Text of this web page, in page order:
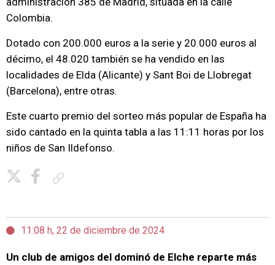
Colombia.
Dotado con 200.000 euros a la serie y 20.000 euros al
décimo, el 48.020 también se ha vendido en las
localidades de Elda (Alicante) y Sant Boi de Llobregat
(Barcelona), entre otras.
Este cuarto premio del sorteo más popular de España ha
sido cantado en la quinta tabla a las 11:11 horas por los
niños de San Ildefonso.
11:08 h, 22 de diciembre de 2024
Un club de amigos del dominó de Elche reparte más